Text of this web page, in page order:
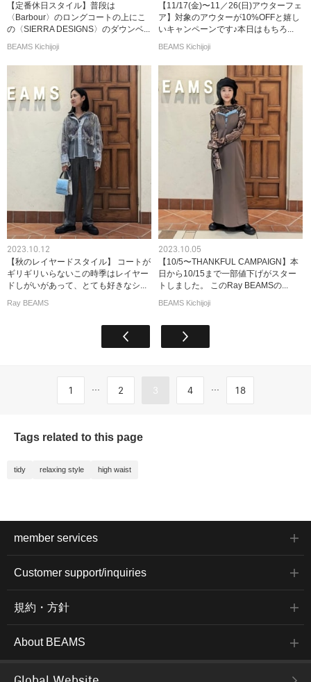
【定番休日スタイル】普段は
〈Barbour〉のロングコートの上にこ
の〈SIERRA DESIGNS〉のダウンベ...
BEAMS Kichijoji
【11/17(金)〜11／26(日)アウターフェ
ア】対象のアウターが10%OFFと嬉し
いキャンペーンです♪本日はもちろ...
BEAMS Kichijoji
2023.10.12
【秋のレイヤードスタイル】 コートが
ギリギリいらないこの時季はレイヤー
ドしがいがあって、とても好きなシ...
Ray BEAMS
2023.10.05
【10/5〜THANKFUL CAMPAIGN】本
日から10/15まで一部値下げがスター
トしました。 このRay BEAMSの...
BEAMS Kichijoji
1 ... 2 3 4 ... 18
Tags related to this page
tidy relaxing style high waist
member services
Customer support/inquiries
規約・方針
About BEAMS